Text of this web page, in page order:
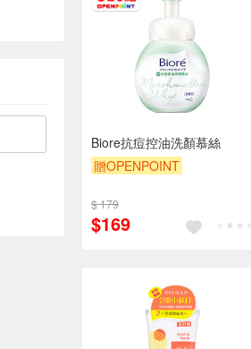
Biore抗痘控油洗顏慕絲
贈OPENPOINT
贈$200
$ 179
$169